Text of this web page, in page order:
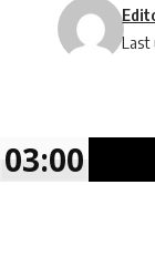
Last
03:00